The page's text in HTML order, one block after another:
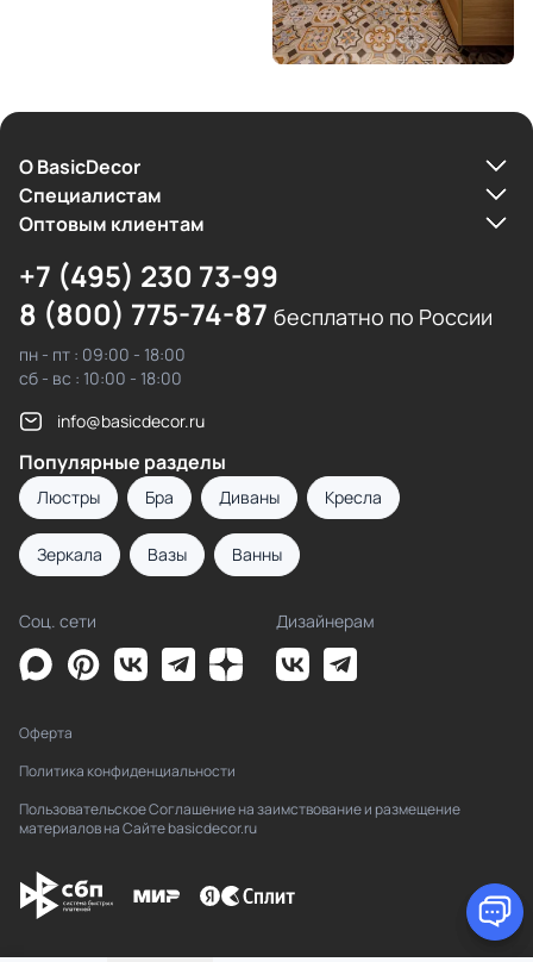
О BasicDecor
Cпециалистам
Оптовым клиентам
+7 (495) 230 73-99
8 (800) 775-74-87 бесплатно по России
пн - пт : 09:00 - 18:00
сб - вс : 10:00 - 18:00
info@basicdecor.ru
Популярные разделы
Люстры Бра Диваны Кресла
Зеркала Вазы Ванны
Соц. сети Дизайнерам
Оферта
Политика конфиденциальности
Пользовательское Соглашение на заимствование и размещение
материалов на Сайте basicdecor.ru